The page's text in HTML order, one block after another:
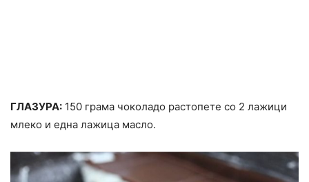
ГЛАЗУРА: 150 грама чоколадо растопете со 2 лажици
млеко и една лажица масло.